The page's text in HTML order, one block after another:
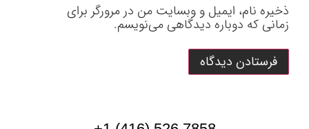
ذخیره نام، ایمیل و وبسایت من در مرورگر برای
زمانی که دوباره دیدگاهی می‌نویسم.